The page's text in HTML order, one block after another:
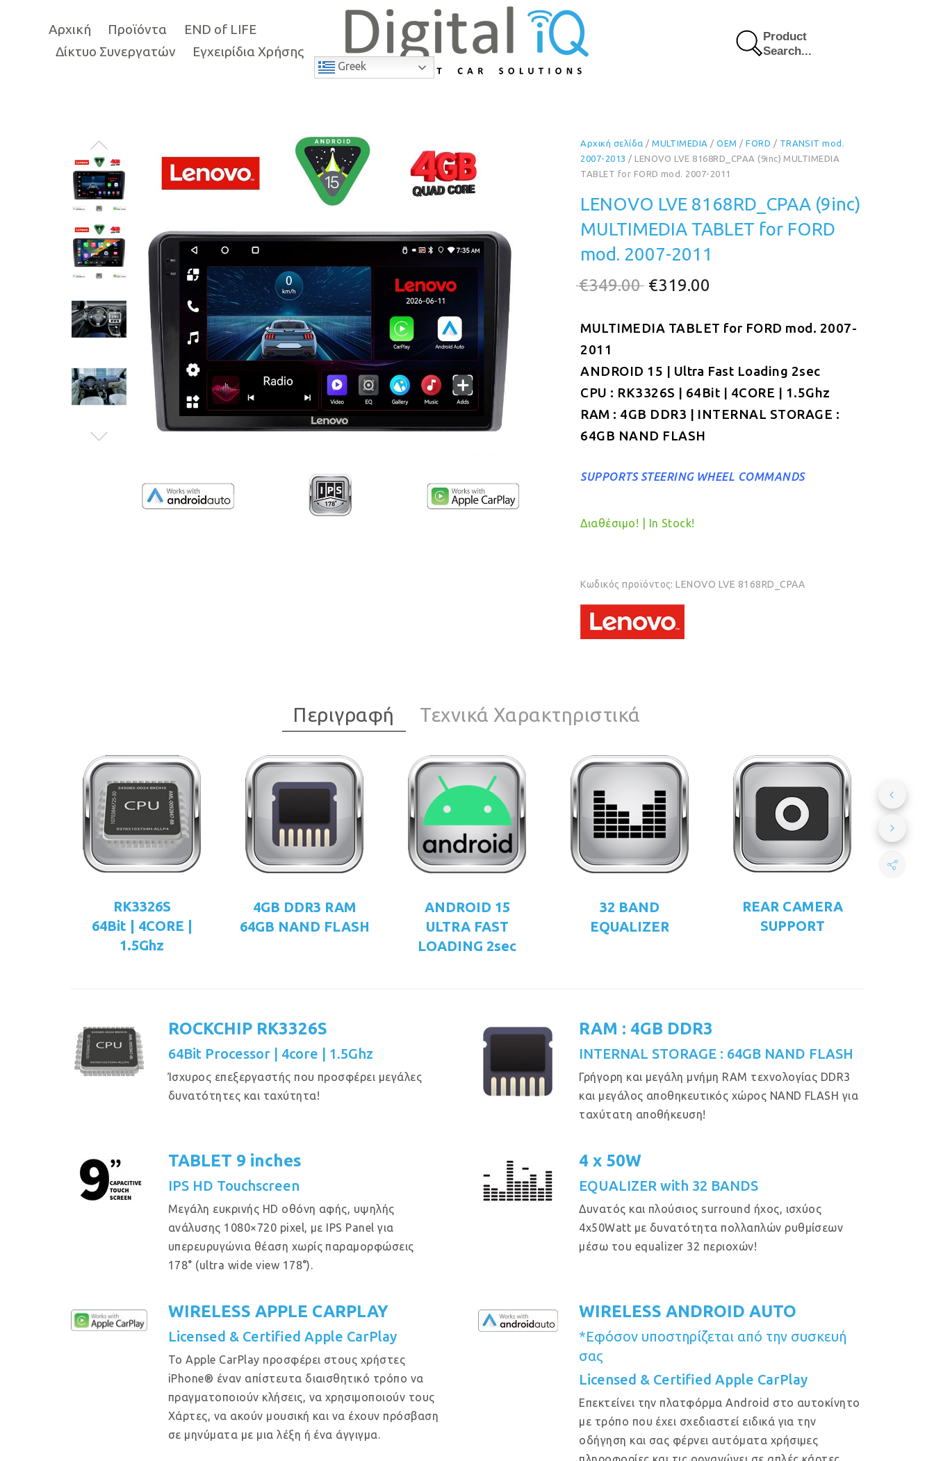
Αρχική Προϊόντα
END of LIFE
Δίκτυο Συνεργατών
Εγχειρίδια Χρήσης
Greek
Product
Search...
9% Έκπτωση
Αρχική σελίδα /MULTIMEDIA /OEM /FORD / TRANSIT mod.
2007-2013 / LENOVO LVE 8168RD_CPAA (9inc) MULTIMEDIA
TABLET for FORD mod. 2007-2011
LENOVO LVE 8168RD_CPAA (9inc)
MULTIMEDIA TABLET for FORD
mod. 2007-2011
€349.00 Original
was:
€319.00
τιμή
€319.00.
MULTIMEDIA TABLET for FORD mod. 2007-
2011
ANDROID 15 | Ultra Fast Loading 2sec
CPU : RK3326S | 64Bit | 4CORE | 1.5Ghz
RAM : 4GB DDR3 | INTERNAL STORAGE :
64GB NAND FLASH
SUPPORTS STEERING WHEEL COMMANDS
Διαθέσιμο! | In Stock!
Κωδικός προϊόντος:LENOVO LVE 8168RD_CPAA
Περιγραφή Τεχνικά Χαρακτηριστικά
RK3326S
64Bit | 4CORE |
1.5Ghz
4GB DDR3 RAM
64GB NAND FLASH
ANDROID 15
ULTRA FAST
LOADING 2sec
32 BAND
EQUALIZER
REAR CAMERA
SUPPORT
ROCKCHIP RK3326S
64Bit Processor | 4core | 1.5Ghz
Ίσχυρος επεξεργαστής που προσφέρει μεγάλες
δυνατότητες και ταχύτητα!
RAM : 4GB DDR3
INTERNAL STORAGE : 64GB NAND FLASH
Γρήγορη και μεγάλη μνήμη RAM τεχνολογίας DDR3
και μεγάλος αποθηκευτικός χώρος NAND FLASH για
ταχύτατη αποθήκευση!
TABLET 9 inches
IPS HD Touchscreen
Μεγάλη ευκρινής HD οθόνη αφής, υψηλής
ανάλυσης 1080×720 pixel, με IPS Panel για
υπερευρυγώνια θέαση χωρίς παραμορφώσεις
178° (ultra wide view 178°).
4 x 50W
EQUALIZER with 32 BANDS
Δυνατός και πλούσιος surround ήχος, ισχύος
4x50Watt με δυνατότητα πολλαπλών ρυθμίσεων
μέσω του equalizer 32 περιοχών!
WIRELESS APPLE CARPLAY
Licensed & Certified Apple CarPlay
Το Apple CarPlay προσφέρει στους χρήστες
iPhone® έναν απίστευτα διαισθητικό τρόπο να
πραγματοποιούν κλήσεις, να χρησιμοποιούν τους
Χάρτες, να ακούν μουσική και να έχουν πρόσβαση
σε μηνύματα με μια λέξη ή ένα άγγιγμα.
WIRELESS ANDROID AUTO
*Εφόσον υποστηρίζεται από την συσκευή
σας
Licensed & Certified Apple CarPlay
Επεκτείνει την πλατφόρμα Android στο αυτοκίνητο
με τρόπο που έχει σχεδιαστεί ειδικά για την
οδήγηση και σας φέρνει αυτόματα χρήσιμες